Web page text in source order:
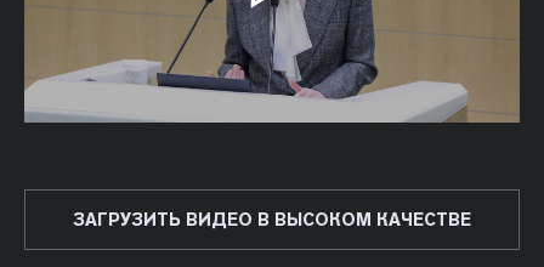
ЗАГРУЗИТЬ ВИДЕО В ВЫСОКОМ КАЧЕСТВЕ